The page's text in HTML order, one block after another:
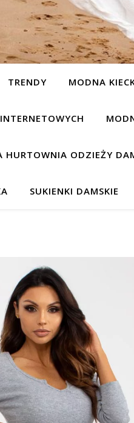
TRENDY MODNA
HURTOWNIA ODZIEŻY
SUKIENKI DAMSKIE